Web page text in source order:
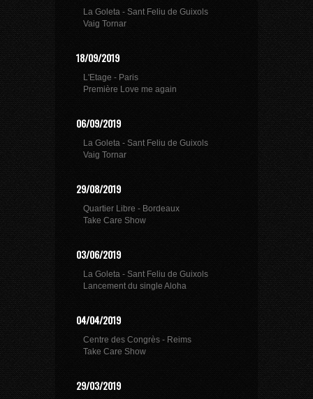
La Goleta - Sant Feliu de Guixols
Vaig Tornar
18/09/2019
L'Etage - Paris
Première Love me again
06/09/2019
La Goleta - Sant Feliu de Guixols
Vaig Tornar
29/08/2019
Quartier Libre - Bordeaux
Take Care Show
03/06/2019
La Goleta - Sant Feliu de Guixols
Lancement du single Aloha
04/04/2019
Centre des Congrès - Reims
Take Care Show
29/03/2019